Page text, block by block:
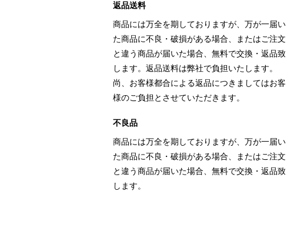
返品送料
商品には万全を期しておりますが、万が一届い
た商品に不良・破損がある場合、またはご注文
と違う商品が届いた場合、無料で交換・返品致
します。返品送料は弊社で負担いたします。
尚、お客様都合による返品につきましてはお客
様のご負担とさせていただきます。
不良品
商品には万全を期しておりますが、万が一届い
た商品に不良・破損がある場合、またはご注文
と違う商品が届いた場合、無料で交換・返品致
します。